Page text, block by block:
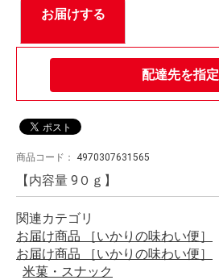
お届けする
配達先を指定
商品コード： 4970307631565
【内容量 9０ｇ】
関連カテゴリ
お届け商品 ［いかりの味わい便］
お届け商品 ［いかりの味わい便］
米菓・スナック